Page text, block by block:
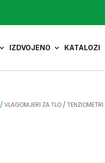
IZDVOJENO KATALOZI
/VLAGOMJERI ZA TLO /TENZIOMETRI